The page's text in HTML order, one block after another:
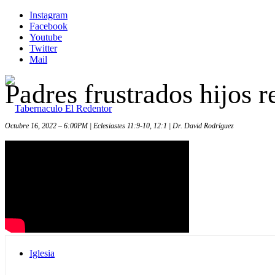
Instagram
Facebook
Youtube
Twitter
Mail
Iglesia
Padres frustrados hijos
Octubre 16, 2022 – 6:00PM | Eclesiastes 11:9-10, 12:1 | Dr. David Rodríguez